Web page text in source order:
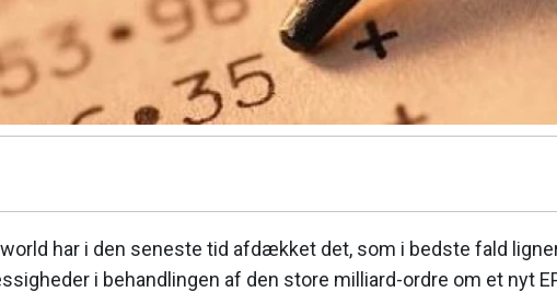
har i den seneste tid afdækket det, som i bedste fald
i behandlingen af den store milliard-ordre om et nyt